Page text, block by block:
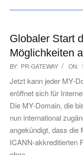
Globaler Start
Möglichkeiten
2024-
05-
15
BY: PR-GATEWAY ON:
Jetzt kann jeder MY-
eröffnet sich für
Die MY-Domain, die
nun international
angekündigt, dass die
ICANN-akkreditierten